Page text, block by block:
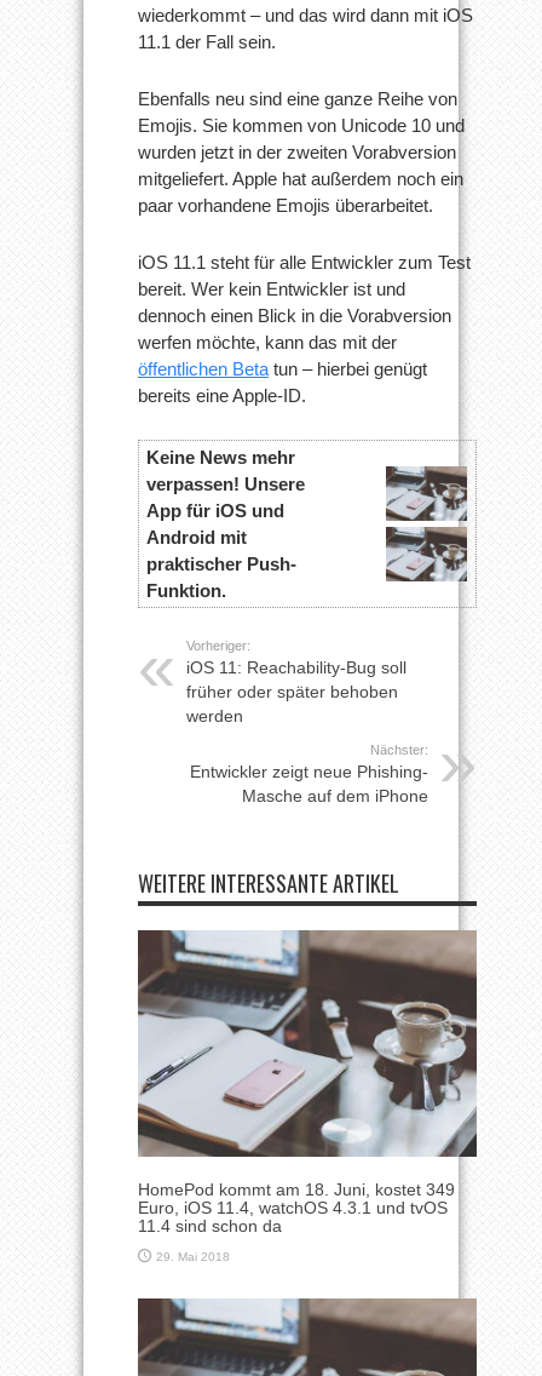
wiederkommt – und das wird dann mit iOS
11.1 der Fall sein.
Ebenfalls neu sind eine ganze Reihe von
Emojis. Sie kommen von Unicode 10 und
wurden jetzt in der zweiten Vorabversion
mitgeliefert. Apple hat außerdem noch ein
paar vorhandene Emojis überarbeitet.
iOS 11.1 steht für alle Entwickler zum Test
bereit. Wer kein Entwickler ist und
dennoch einen Blick in die Vorabversion
werfen möchte, kann das mit der
öffentlichen Beta tun – hierbei genügt
bereits eine Apple-ID.
Keine News mehr
verpassen! Unsere
App für iOS und
Android mit
praktischer Push-
Funktion.
Vorheriger:
iOS 11: Reachability-Bug soll
früher oder später behoben
werden
Nächster:
Entwickler zeigt neue Phishing-
Masche auf dem iPhone
WEITERE INTERESSANTE ARTIKEL
HomePod kommt am 18. Juni, kostet 349
Euro, iOS 11.4, watchOS 4.3.1 und tvOS
11.4 sind schon da
29. Mai 2018